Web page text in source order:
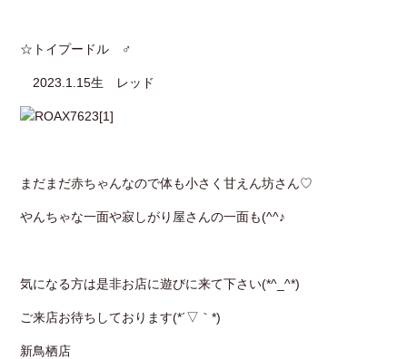
☆トイプードル ♂
2023.1.15生 レッド
まだまだ赤ちゃんなので体も小さく甘えん坊さん♡
やんちゃな一面や寂しがり屋さんの一面も(^^♪
気になる方は是非お店に遊びに来て下さい(*^_^*)
ご来店お待ちしております(*´▽｀*)
新鳥栖店